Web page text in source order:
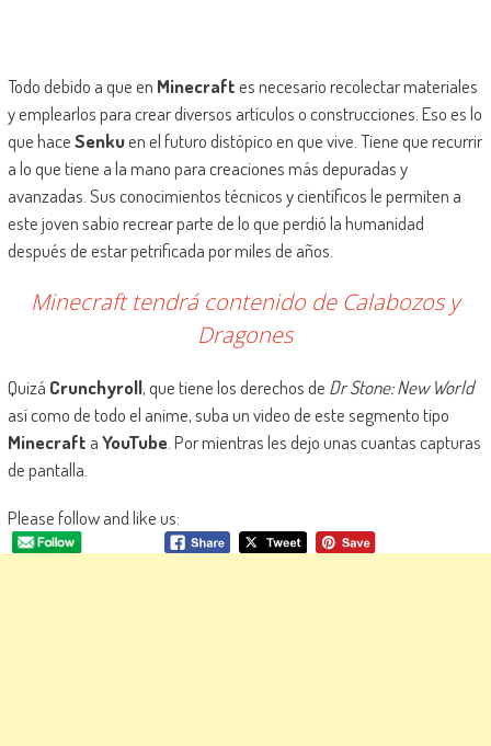
Todo debido a que en Minecraftes necesario recolectar materiales
y emplearlos para crear diversos artículos o construcciones. Eso es lo
que haceSenkuen el futuro distópico en que vive. Tiene que recurrir
a lo que tiene a la mano para creaciones más depuradas y
avanzadas. Sus conocimientos técnicos y científicos le permiten a
este joven sabio recrear parte de lo que perdió la humanidad
después de estar petrificada por miles de años.
Minecraft tendrá contenido de Calabozos y
Dragones
Quizá Crunchyroll, que tiene los derechos de Dr Stone: New World
así como de todo el anime, suba un video de este segmento tipo
Minecraft aYouTube. Por mientras les dejo unas cuantas capturas
de pantalla.
Please follow and like us: